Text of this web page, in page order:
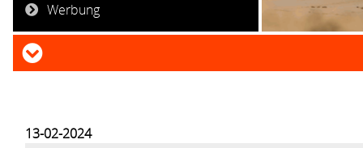
Werbung
13-02-2024